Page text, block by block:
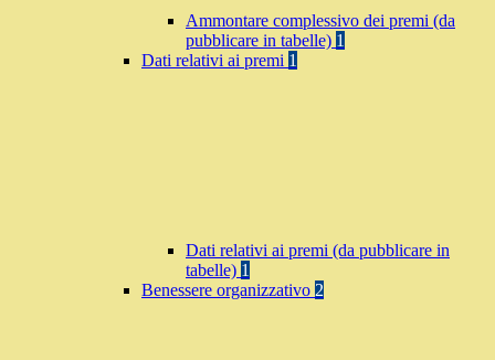
Ammontare complessivo dei premi (da
pubblicare in tabelle) 1
Dati relativi ai premi 1
Dati relativi ai premi (da pubblicare in
tabelle) 1
Benessere organizzativo 2